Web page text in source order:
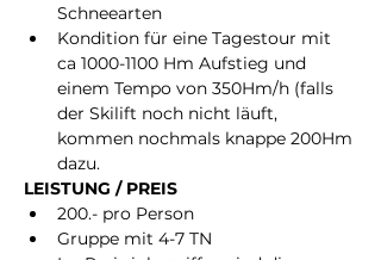
Schneearten
Kondition für eine Tagestour mit
ca 1000-1100 Hm Aufstieg und
einem Tempo von 350Hm/h (falls
der Skilift noch nicht läuft,
kommen nochmals knappe 200Hm
dazu.
LEISTUNG / PREIS
200.- pro Person
Gruppe mit 4-7 TN